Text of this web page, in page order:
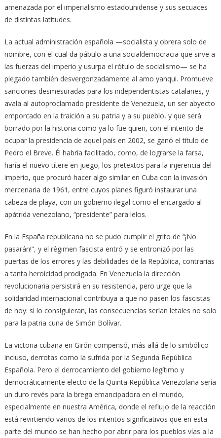
amenazada por el imperialismo estadounidense y sus secuaces
de distintas latitudes.
La actual administración española —socialista y obrera solo de
nombre, con el cual da pábulo a una socialdemocracia que sirve a
las fuerzas del imperio y usurpa el rótulo de socialismo— se ha
plegado también desvergonzadamente al amo yanqui. Promueve
sanciones desmesuradas para los independentistas catalanes, y
avala al autoproclamado presidente de Venezuela, un ser abyecto
emporcado en la traición a su patria y a su pueblo, y que será
borrado por la historia como ya lo fue quien, con el intento de
ocupar la presidencia de aquel país en 2002, se ganó el título de
Pedro el Breve. Él habría facilitado, como, de lograrse la farsa,
haría el nuevo títere en juego, los pretextos para la injerencia del
imperio, que procuró hacer algo similar en Cuba con la invasión
mercenaria de 1961, entre cuyos planes figuró instaurar una
cabeza de playa, con un gobierno ilegal como el encargado al
apátrida venezolano, “presidente” para lelos.
En la España republicana no se pudo cumplir el grito de “¡No
pasarán!”, y el régimen fascista entró y se entronizó por las
puertas de los errores y las debilidades de la República, contrarias
a tanta heroicidad prodigada. En Venezuela la dirección
revolucionaria persistirá en su resistencia, pero urge que la
solidaridad internacional contribuya a que no pasen los fascistas
de hoy: si lo consiguieran, las consecuencias serían letales no solo
para la patria cuna de Simón Bolívar.
La victoria cubana en Girón compensó, más allá de lo simbólico
incluso, derrotas como la sufrida por la Segunda República
Española. Pero el derrocamiento del gobierno legítimo y
democráticamente electo de la Quinta República Venezolana sería
un duro revés para la brega emancipadora en el mundo,
especialmente en nuestra América, donde el reflujo de la reacción
está revirtiendo varios de los intentos significativos que en esta
parte del mundo se han hecho por abrir para los pueblos vías a la